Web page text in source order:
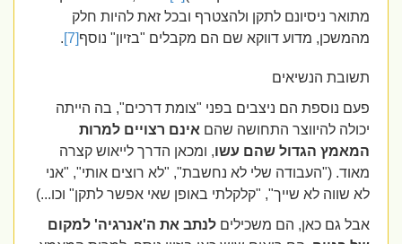
מתואר ניסיונם לתקן ולהצטרף ובכל זאת להיות חלק
מהמשכן, מדוע דווקא שם הם מקבלים "בזיון" נוסף[7]
.
תשובת הנשיאים
פעם נוספת הם ניצבים בפני "צומת דרכים", בה הייתה
יכולה להיווצר התחושה שהםאינם רצויים למרות
המאמץ הגדול שהם עשו, ומכאן הדרך לייאוש קצרה
מאוד. ("העבודה שלי לא נחשבת", "לא רוצים אותי", "אני
לא שווה לא שייך", "קלקלתי באופן שאי אפשר לתקן" וכו...)
אבל גם כאן, הם משכיליםלנתב את ה'אנרגיה' למקום